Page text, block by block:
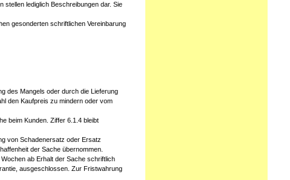
stellen lediglich Beschreibungen dar. Sie
gesonderten schriftlichen Vereinbarung
des Mangels oder durch die Lieferung
den Kaufpreis zu mindern oder vom
beim Kunden. Ziffer 6.1.4 bleibt
von Schadenersatz oder Ersatz
der Sache übernommen.
ab Erhalt der Sache schriftlich
ausgeschlossen. Zur Fristwahrung